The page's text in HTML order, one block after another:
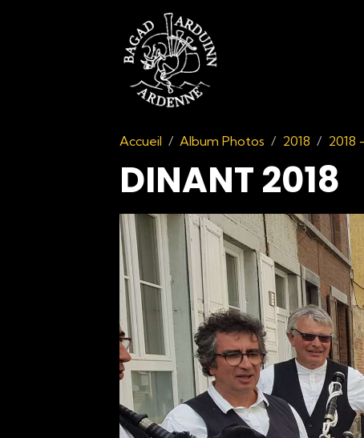
Accueil Album Photos 2018 2018
DINANT 2018